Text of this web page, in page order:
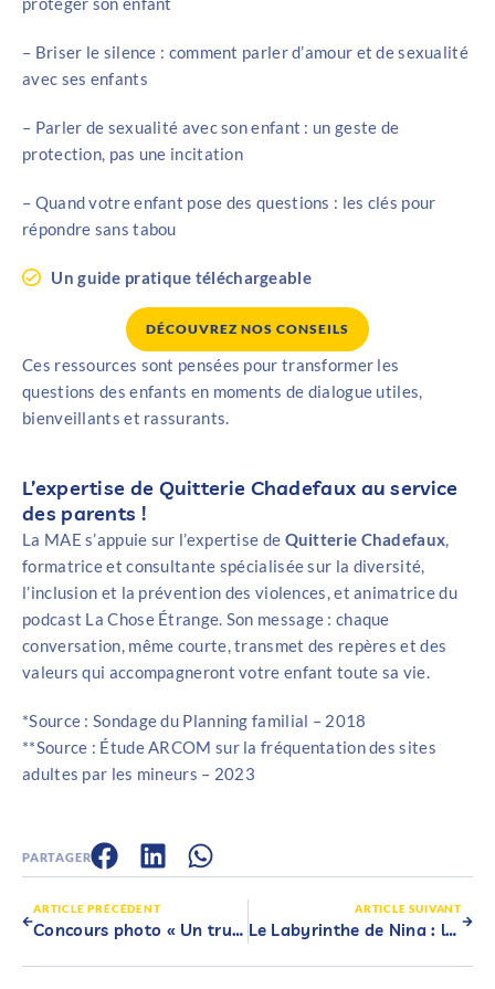
– Briser le silence : comment parler d’amour et de sexualité
avec ses enfants
– Parler de sexualité avec son enfant : un geste de
protection, pas une incitation
– Quand votre enfant pose des questions : les clés pour
répondre sans tabou
Un guide pratique téléchargeable
DÉCOUVREZ NOS CONSEILS
Ces ressources sont pensées pour transformer les
questions des enfants en moments de dialogue utiles,
bienveillants et rassurants.
L’expertise de Quitterie Chadefaux au service
des parents !
La MAE s’appuie sur l’expertise de Quitterie Chadefaux
formatrice et consultante spécialisée sur la diversité,
l’inclusion et la prévention des violences, et animatrice du
podcast La Chose Étrange. Son message : chaque
conversation, même courte, transmet des repères et des
valeurs qui accompagneront votre enfant toute sa vie.
*Source : Sondage du Planning familial – 2018
**Source : Étude ARCOM sur la fréquentation des sites
adultes par les mineurs – 2023
PARTAGER
ARTICLE PRÉCÉDENT
Concours photo « Un truc de WOUF » : 1 an d’assurance santé chien-chat à gagner
ARTICLE SUIVANT
Le Labyrinthe de Nina : la MAE sensibilise les jeunes au harcèlement scolaire à travers un jeu immersif